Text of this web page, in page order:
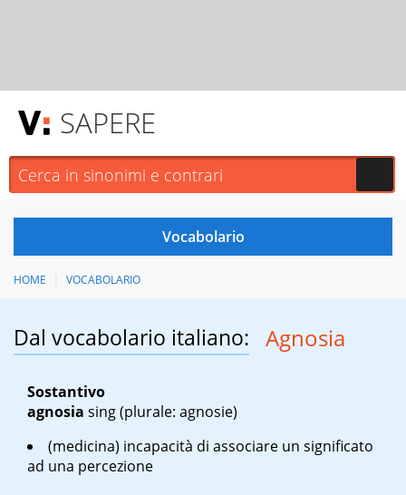
SAPERE
HOME VOCABOLARIO
Dal vocabolario italiano: Agnosia
Sostantivo
agnosia sing(plurale: agnosie)
(medicina) incapacità di associare un significato
ad una percezione